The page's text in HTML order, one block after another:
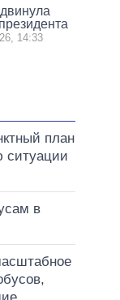
14:33
план
ситуации
в